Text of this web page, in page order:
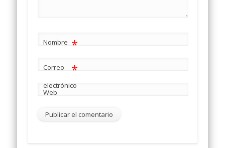
Nombre *
Correo
electrónico
*
Web